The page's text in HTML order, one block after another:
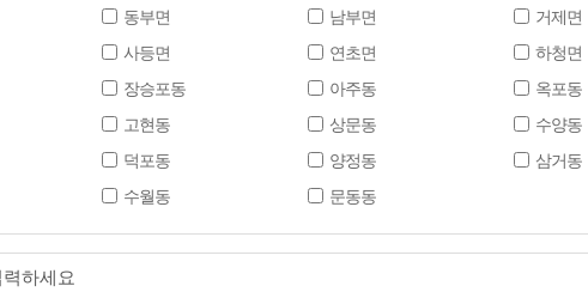
동부면 남부면
거제면
사등면 연초면
하청면
장승포동 아주동
옥포동
고현동 상문동
수양동
덕포동 양정동
삼거동
수월동 문동동